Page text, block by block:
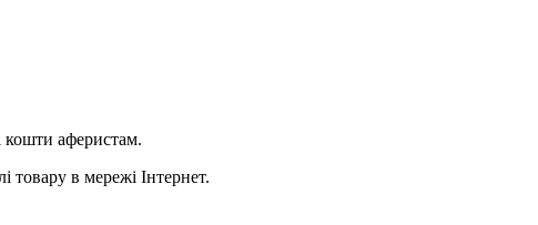
кошти аферистам.
товару в мережі Інтернет.